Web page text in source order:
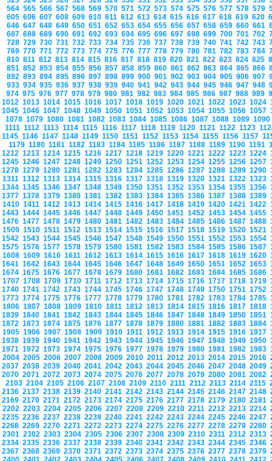
564 565 566 567 568 569 570 571 572 573 574 575 576 577 578 579
605 606 607 608 609 610 611 612 613 614 615 616 617 618 619 620
646 647 648 649 650 651 652 653 654 655 656 657 658 659 660 661
687 688 689 690 691 692 693 694 695 696 697 698 699 700 701 702
728 729 730 731 732 733 734 735 736 737 738 739 740 741 742 743
769 770 771 772 773 774 775 776 777 778 779 780 781 782 783 784
810 811 812 813 814 815 816 817 818 819 820 821 822 823 824 825
851 852 853 854 855 856 857 858 859 860 861 862 863 864 865 866
892 893 894 895 896 897 898 899 900 901 902 903 904 905 906 907
933 934 935 936 937 938 939 940 941 942 943 944 945 946 947 948
974 975 976 977 978 979 980 981 982 983 984 985 986 987 988 989
1012 1013 1014 1015 1016 1017 1018 1019 1020 1021 1022 1023 1024
1045 1046 1047 1048 1049 1050 1051 1052 1053 1054 1055 1056 1057
1078 1079 1080 1081 1082 1083 1084 1085 1086 1087 1088 1089
1111 1112 1113 1114 1115 1116 1117 1118 1119 1120 1121 1122 1123
1145 1146 1147 1148 1149 1150 1151 1152 1153 1154 1155 1156 1157
1179 1180 1181 1182 1183 1184 1185 1186 1187 1188 1189 1190 1191
1212 1213 1214 1215 1216 1217 1218 1219 1220 1221 1222 1223 1224
1245 1246 1247 1248 1249 1250 1251 1252 1253 1254 1255 1256 1257
1278 1279 1280 1281 1282 1283 1284 1285 1286 1287 1288 1289 1290
1311 1312 1313 1314 1315 1316 1317 1318 1319 1320 1321 1322 1323
1344 1345 1346 1347 1348 1349 1350 1351 1352 1353 1354 1355 1356
1377 1378 1379 1380 1381 1382 1383 1384 1385 1386 1387 1388 1389
1410 1411 1412 1413 1414 1415 1416 1417 1418 1419 1420 1421 1422
1443 1444 1445 1446 1447 1448 1449 1450 1451 1452 1453 1454 1455
1476 1477 1478 1479 1480 1481 1482 1483 1484 1485 1486 1487 1488
1509 1510 1511 1512 1513 1514 1515 1516 1517 1518 1519 1520 1521
1542 1543 1544 1545 1546 1547 1548 1549 1550 1551 1552 1553 1554
1575 1576 1577 1578 1579 1580 1581 1582 1583 1584 1585 1586 1587
1608 1609 1610 1611 1612 1613 1614 1615 1616 1617 1618 1619 1620
1641 1642 1643 1644 1645 1646 1647 1648 1649 1650 1651 1652 1653
1674 1675 1676 1677 1678 1679 1680 1681 1682 1683 1684 1685 1686
1707 1708 1709 1710 1711 1712 1713 1714 1715 1716 1717 1718 1719
1740 1741 1742 1743 1744 1745 1746 1747 1748 1749 1750 1751 1752
1773 1774 1775 1776 1777 1778 1779 1780 1781 1782 1783 1784 1785
1806 1807 1808 1809 1810 1811 1812 1813 1814 1815 1816 1817 1818
1839 1840 1841 1842 1843 1844 1845 1846 1847 1848 1849 1850 1851
1872 1873 1874 1875 1876 1877 1878 1879 1880 1881 1882 1883 1884
1905 1906 1907 1908 1909 1910 1911 1912 1913 1914 1915 1916 1917
1938 1939 1940 1941 1942 1943 1944 1945 1946 1947 1948 1949 1950
1971 1972 1973 1974 1975 1976 1977 1978 1979 1980 1981 1982 1983
2004 2005 2006 2007 2008 2009 2010 2011 2012 2013 2014 2015 2016
2037 2038 2039 2040 2041 2042 2043 2044 2045 2046 2047 2048 2049
2070 2071 2072 2073 2074 2075 2076 2077 2078 2079 2080 2081 2082
2103 2104 2105 2106 2107 2108 2109 2110 2111 2112 2113 2114 2115
2136 2137 2138 2139 2140 2141 2142 2143 2144 2145 2146 2147 2148
2169 2170 2171 2172 2173 2174 2175 2176 2177 2178 2179 2180 2181
2202 2203 2204 2205 2206 2207 2208 2209 2210 2211 2212 2213 2214
2235 2236 2237 2238 2239 2240 2241 2242 2243 2244 2245 2246 2247
2268 2269 2270 2271 2272 2273 2274 2275 2276 2277 2278 2279 2280
2301 2302 2303 2304 2305 2306 2307 2308 2309 2310 2311 2312 2313
2334 2335 2336 2337 2338 2339 2340 2341 2342 2343 2344 2345 2346
2367 2368 2369 2370 2371 2372 2373 2374 2375 2376 2377 2378 2379